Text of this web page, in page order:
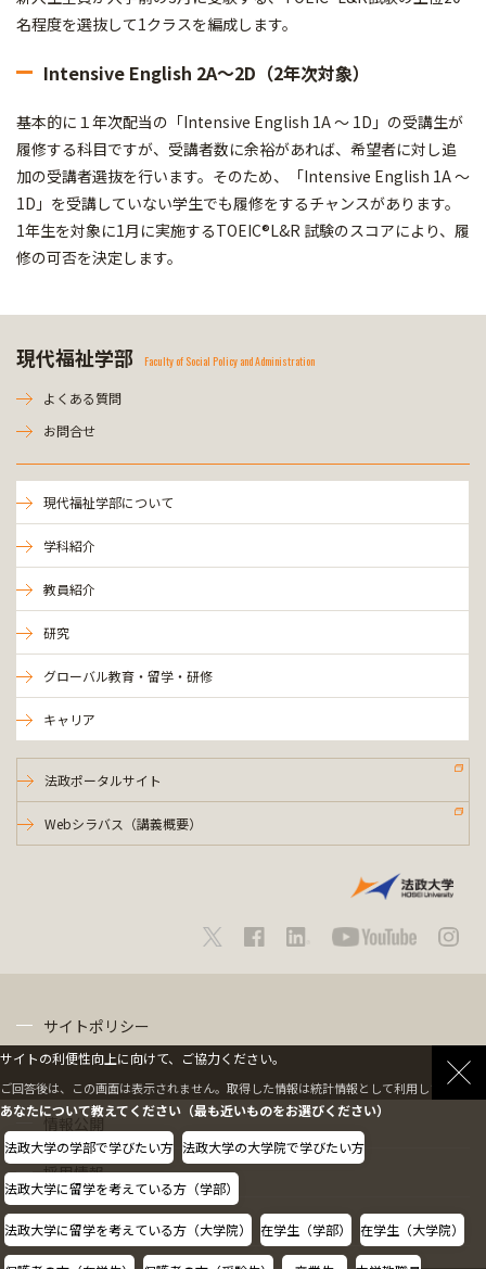
名程度を選抜して1クラスを編成します。
Intensive English 2A～2D（2年次対象）
基本的に１年次配当の「Intensive English 1A ～ 1D」の受講生が
履修する科目ですが、受講者数に余裕があれば、希望者に対し追
加の受講者選抜を行います。そのため、「Intensive English 1A ～
1D」を受講していない学生でも履修をするチャンスがあります。
1年生を対象に1月に実施するTOEIC®L&R 試験のスコアにより、履
修の可否を決定します。
現代福祉学部 Faculty of Social Policy and Administration
よくある質問
お問合せ
現代福祉学部について
学科紹介
教員紹介
研究
グローバル教育・留学・研修
キャリア
法政ポータルサイト
Webシラバス（講義概要）
サイトポリシー
情報公開
採用情報
教職員の方へ
サイトの利便性向上に向けて、ご協力ください。
ご回答後は、この画面は表示されません。取得した情報は統計情報として利用します。
あなたについて教えてください（最も近いものをお選びください）
法政大学の学部で学びたい方 法政大学の大学院で学びたい方
法政大学に留学を考えている方（学部）
法政大学に留学を考えている方（大学院） 在学生（学部） 在学生（大学院）